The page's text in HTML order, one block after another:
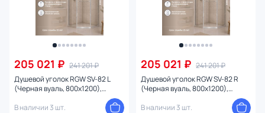
205 021 ₽ 241 201 ₽
Душевой уголок RGW SV-82 L
(Черная вуаль, 800x1200),
В наличии 3 шт.
205 021 ₽ 241 201 ₽
Душевой уголок RGW SV-82 R
(Черная вуаль, 800x1200),
В наличии 3 шт.